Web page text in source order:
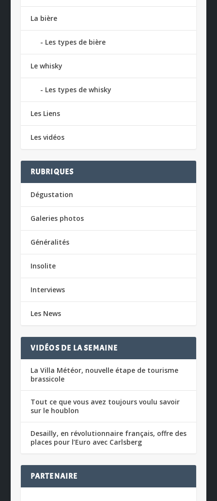
La bière
Les types de bière
Le whisky
Les types de whisky
Les Liens
Les vidéos
RUBRIQUES
Dégustation
Galeries photos
Généralités
Insolite
Interviews
Les News
VIDÉOS DE LA SEMAINE
La Villa Météor, nouvelle étape de tourisme
brassicole
Tout ce que vous avez toujours voulu savoir
sur le houblon
Desailly, en révolutionnaire français, offre des
places pour l’Euro avec Carlsberg
PARTENAIRE